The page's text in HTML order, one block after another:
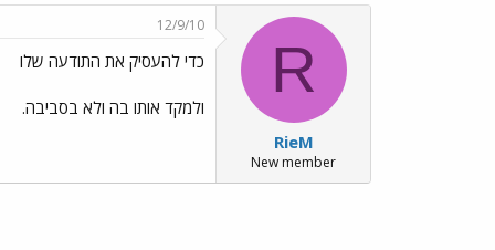
R
RieM
New member
12/9/10
כדי להעסיק את התודעה שלו
ולמקד אותו בה ולא בסביבה.